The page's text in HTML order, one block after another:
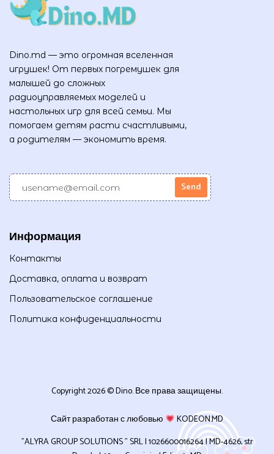
Dino.md — это огромная вселенная
игрушек! От первых погремушек для
малышей до сложных
радиоуправляемых моделей и
настольных игр для всей семьи. Мы
помогаем детям расти счастливыми,
а родителям — экономить время.
Информация
Контакты
Доставка, оплата и возврат
Пользовательское соглашение
Политика конфиденциальности
Copyright 2026 © Dino. Все права защищены.
Сайт разработан с любовью
KODEON.MD
”ALYRA GROUP SOLUTIONS ” SRL | 1026600016264 | MD-4626, str